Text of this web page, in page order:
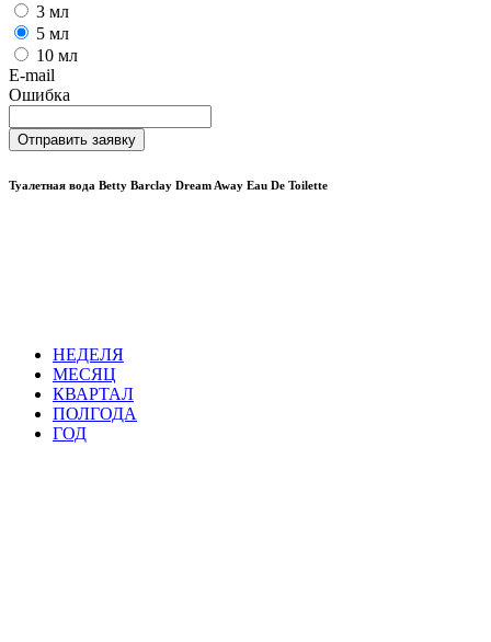
3 мл
5 мл
10 мл
E-mail
Ошибка
Отправить заявку
Туалетная вода Betty Barclay Dream Away Eau De Toilette
НЕДЕЛЯ
МЕСЯЦ
КВАРТАЛ
ПОЛГОДА
ГОД